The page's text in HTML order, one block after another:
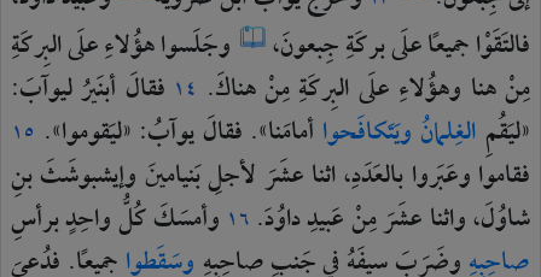
فالتَقَوْاجميعًاعلَىبركَةِجِبعونَ، وجَلَسواهؤُلاءِعلَىالبِركَةِ
مِنْهنا وهؤُلاءِعلَىالبِركَةِمِنْهناكَ. ١٤ فقالَ أبنَيرُليوآبَ:
«ليَقُمِالغِلمانُويَتَكافَحواأمامَنا».فقالَيوآبُ:«ليَقوموا». ١٥
فقامواوعَبَروابالعَدَدِ،اثناعشَرَلأجلِبَنيامينَوإيشبوشَثَبنِ
شاوُلَ،واثناعشَرَمِنْعَبيدِداوُدَ. ١٦ وأمسَكَكُلُّواحِدٍبرأسِ
صاحِبِهِوضَرَبَسيفَهُفيجَنبِصاحِبِهِوسَقَطواجميعًا.فدُعيَ